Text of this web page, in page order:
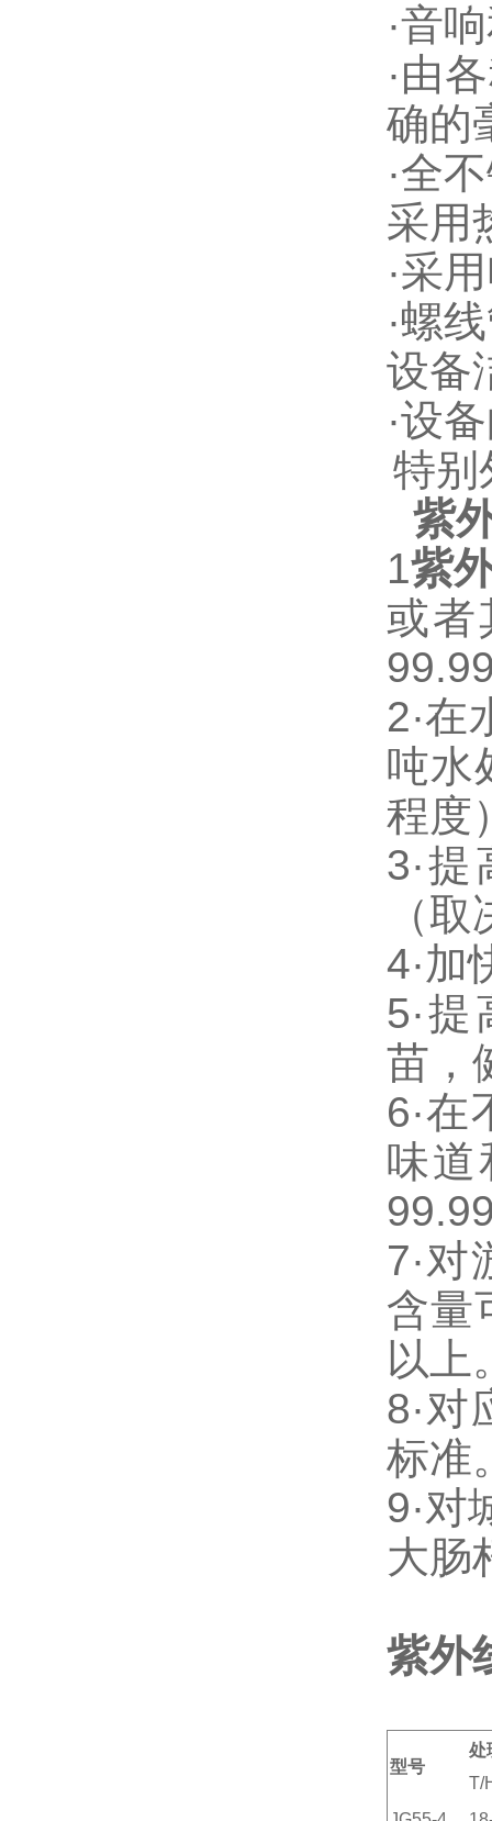
·音
·由
确的
·全
采用
·采
·螺
设备
·设
特别
紫
1紫
或者
2·在
吨水
程度
3·提
（
4·加
5·提
苗，
6·在
味道
7·对
含量
以上
8·对
标准
9·对
大肠
紫外
型号
处
T/